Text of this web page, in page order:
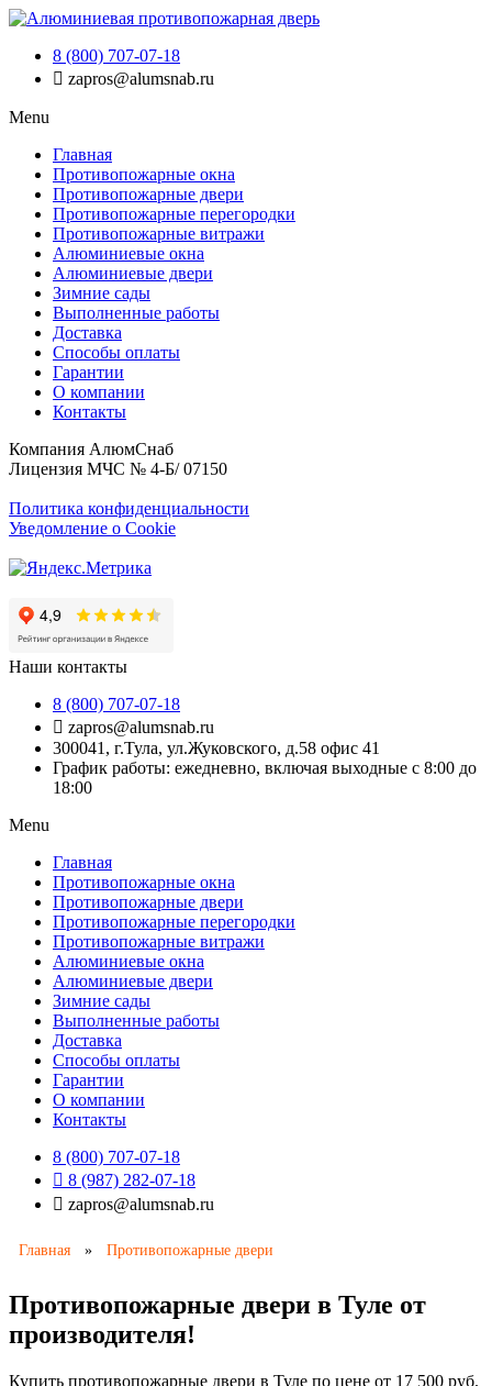
8 (800) 707-07-18
zapros@alumsnab.ru
Menu
Главная
Противопожарные окна
Противопожарные двери
Противопожарные перегородки
Противопожарные витражи
Алюминиевые окна
Алюминиевые двери
Зимние сады
Выполненные работы
Доставка
Способы оплаты​
Гарантии
О компании
Контакты
Компания АлюмСнаб
Лицензия МЧС № 4-Б/ 07150
Политика конфиденциальности
Уведомление о Cookie
Наши контакты
8 (800) 707-07-18
zapros@alumsnab.ru
300041, г.Тула, ул.Жуковского, д.58 офис 41
График работы: ежедневно, включая выходные с 8:00 до
18:00
Menu
Главная
Противопожарные окна
Противопожарные двери
Противопожарные перегородки
Противопожарные витражи
Алюминиевые окна
Алюминиевые двери
Зимние сады
Выполненные работы
Доставка
Способы оплаты​
Гарантии
О компании
Контакты
8 (800) 707-07-18
8 (987) 282-07-18
zapros@alumsnab.ru
Главная » Противопожарные двери
Противопожарные двери в Туле от
производителя!
Купить противопожарные двери в Туле по цене от 17 500 руб.